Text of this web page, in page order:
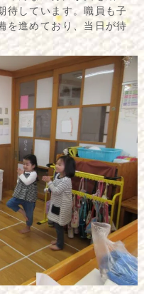
待しています。職員も子
を進めており、当日が待